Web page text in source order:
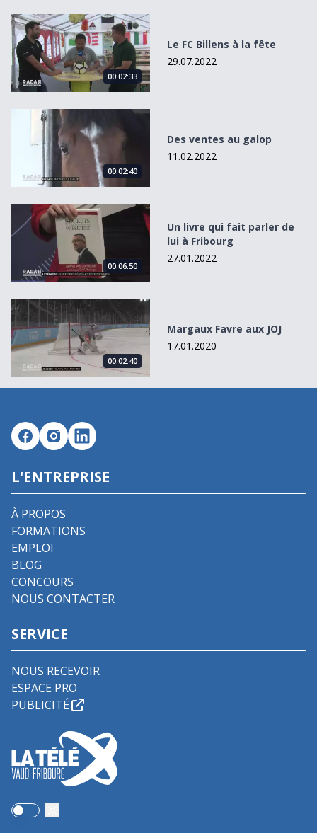
Le FC Billens à la fête
00:02:33
Le FC Billens à la fête
29.07.2022
Des ventes au galop
00:02:40
Des ventes au galop
11.02.2022
Un livre qui fait parler de lui à Fribourg
00:06:50
Un livre qui fait parler de
lui à Fribourg
27.01.2022
Margaux Favre aux JOJ
00:02:40
Margaux Favre aux JOJ
17.01.2020
L'ENTREPRISE
À PROPOS
FORMATIONS
EMPLOI
BLOG
CONCOURS
NOUS CONTACTER
SERVICE
NOUS RECEVOIR
ESPACE PRO
PUBLICITÉ
Use setting